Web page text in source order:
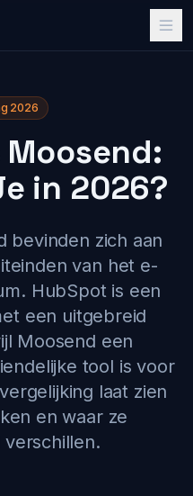
2026
in 2026?
bevinden zich aan
van het e-
HubSpot is een
een uitgebreid
Moosend een
tool is voor
laat zien
en waar ze